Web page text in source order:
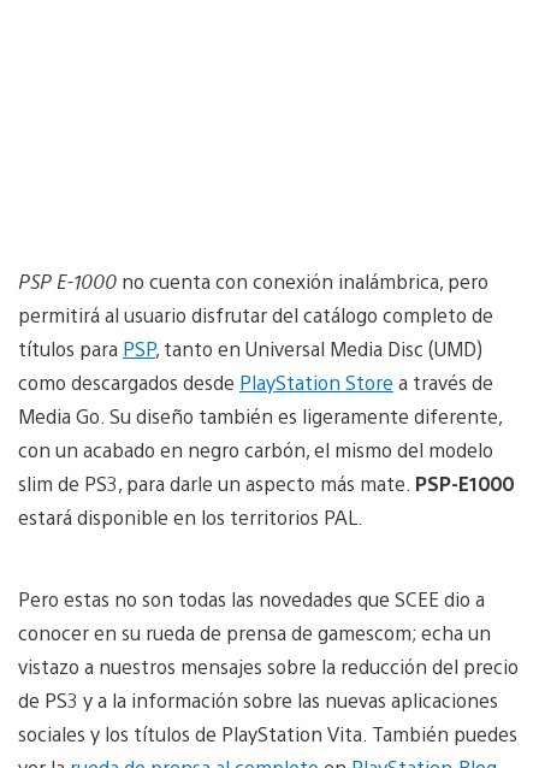
PSP E-1000 no cuenta con conexión inalámbrica, pero
permitirá al usuario disfrutar del catálogo completo de
títulos para PSP, tanto en Universal Media Disc (UMD)
como descargados desde PlayStation Store a través de
Media Go. Su diseño también es ligeramente diferente,
con un acabado en negro carbón, el mismo del modelo
slim de PS3, para darle un aspecto más mate. PSP-E1000
estará disponible en los territorios PAL.
Pero estas no son todas las novedades que SCEE dio a
conocer en su rueda de prensa de gamescom; echa un
vistazo a nuestros mensajes sobre la reducción del precio
de PS3 y a la información sobre las nuevas aplicaciones
sociales y los títulos de PlayStation Vita. También puedes